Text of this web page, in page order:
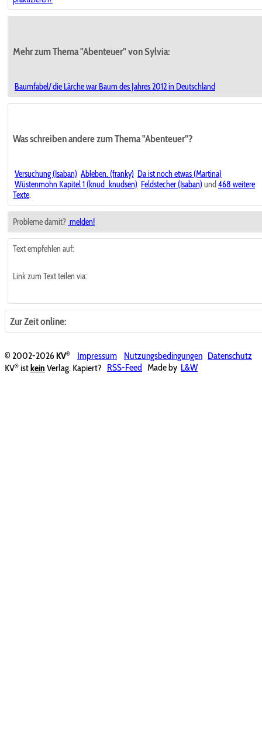
Mehr zum Thema "Abenteuer" von Sylvia:
Baumfabel/ die Lärche war Baum des Jahres 2012 in Deutschland
Was schreiben andere zum Thema "Abenteuer"?
Versuchung (Isaban) Ableben. (franky) Da ist noch etwas (Martina)
Wüstenmohn Kapitel 1 (knud_knudsen) Feldstecher (Isaban) und 468 weitere
Texte.
Probleme damit? melden!
Text empfehlen auf:
Link zum Text teilen via:
Zur Zeit online:
© 2002-2026KV® Impressum Nutzungsbedingungen Datenschutz
KV® istkein Verlag. Kapiert? RSS-Feed Made by L&W